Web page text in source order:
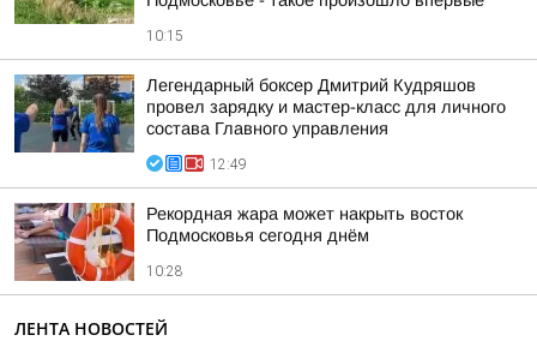
10:15
Легендарный боксер Дмитрий Кудряшов
провел зарядку и мастер-класс для личного
состава Главного управления
12:49
Рекордная жара может накрыть восток
Подмосковья сегодня днём
10:28
ЛЕНТА НОВОСТЕЙ